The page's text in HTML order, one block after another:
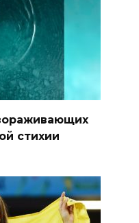
стихии